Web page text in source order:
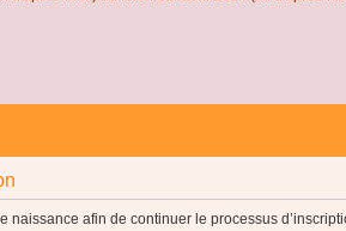
naissance afin de continuer le processus